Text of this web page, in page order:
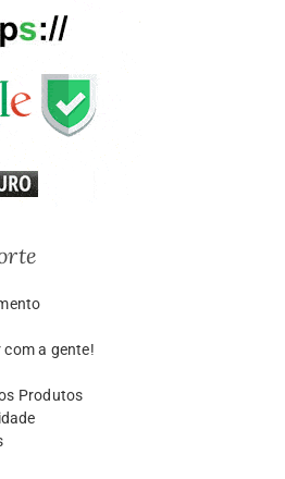
com a gente!
Produtos